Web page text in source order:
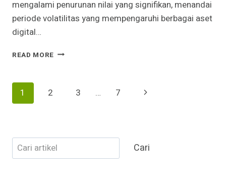
mengalami penurunan nilai yang signifikan, menandai
periode volatilitas yang mempengaruhi berbagai aset
digital…
READ MORE KEJATUHAN
Page
1 2 3 … 7
Next
Cari Cari